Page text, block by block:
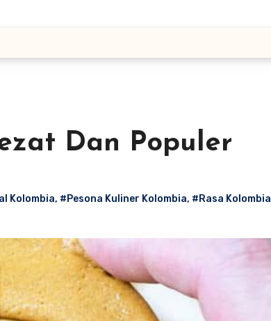
Dan Populer
Kolombia, #Pesona Kuliner Kolombia, #Rasa Kolombia